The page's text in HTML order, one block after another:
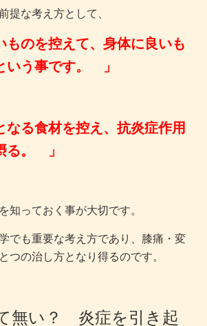
提な考え方として、
ものを控えて、身体に良いも
いう事です。 」
なる食材を控え、抗炎症作用
る。 」
知っておく事が大切です。
でも重要な考え方であり、膝痛・変
つの治し方となり得るのです。
無い？ 炎症を引き起